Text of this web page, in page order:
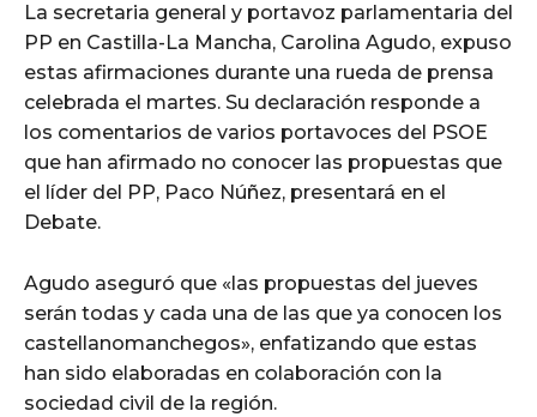
La secretaria general y portavoz parlamentaria del
PP en Castilla-La Mancha, Carolina Agudo, expuso
estas afirmaciones durante una rueda de prensa
celebrada el martes. Su declaración responde a
los comentarios de varios portavoces del PSOE
que han afirmado no conocer las propuestas que
el líder del PP, Paco Núñez, presentará en el
Debate.
Agudo aseguró que «las propuestas del jueves
serán todas y cada una de las que ya conocen los
castellanomanchegos», enfatizando que estas
han sido elaboradas en colaboración con la
sociedad civil de la región.